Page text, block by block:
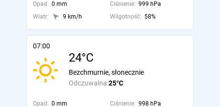
Opad: 0 mm Ciśnienie: 999 hPa
Wiatr:
9 km/h Wilgotność: 58%
07:00
24°C
Odczuwalna 25°C
Bezchmurnie, słonecznie
Opad: 0 mm Ciśnienie: 998 hPa